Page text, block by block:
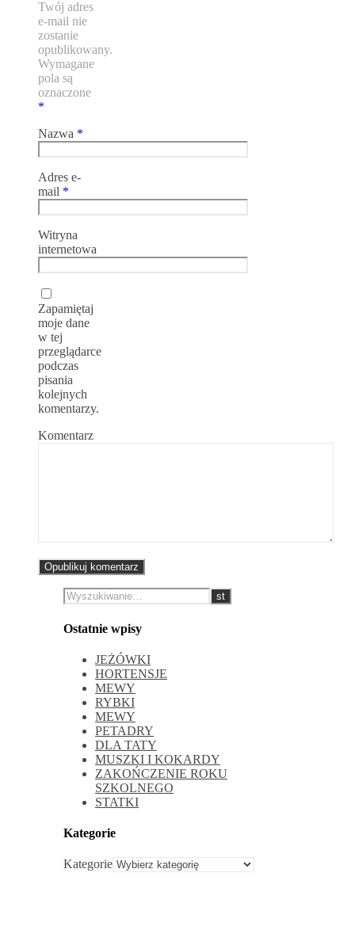
Twój adres
e-mail nie
zostanie
opublikowany.
Wymagane
pola są
oznaczone
*
Nazwa *
Adres e-
mail *
Witryna
internetowa
Zapamiętaj
moje dane
w tej
przeglądarce
podczas
pisania
kolejnych
komentarzy.
Komentarz
Ostatnie wpisy
JEŻÓWKI
HORTENSJE
MEWY
RYBKI
MEWY
PETADRY
DLA TATY
MUSZKI I KOKARDY
ZAKOŃCZENIE ROKU
SZKOLNEGO
STATKI
Kategorie
Kategorie